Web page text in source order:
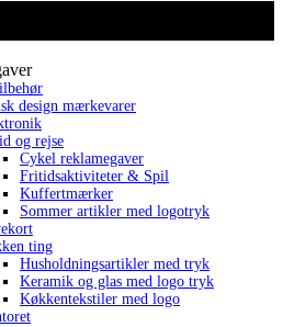
design mærkevarer
og rejse
Cykel reklamegaver
Fritidsaktiviteter & Spil
Kuffertmærker
Sommer artikler med logotryk
ting
Husholdningsartikler med tryk
Keramik og glas med logo tryk
Køkkentekstiler med logo